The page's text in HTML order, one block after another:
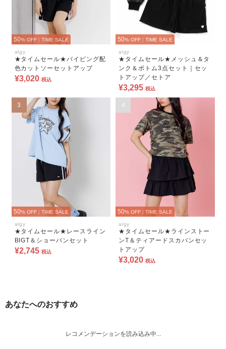
50% OFF | TIME SALE
algy
★タイムセール★パイピング配
色カットソーセットアップ
¥3,020 税込
50% OFF | TIME SALE
algy
★タイムセール★メッシュ＆タ
ンク＆ボトム3点セット｜セッ
トアップ／セトア
¥3,295 税込
3
50% OFF | TIME SALE
algy
★タイムセール★レースライン
BIGT＆ショーパンセット
¥2,745 税込
4
50% OFF | TIME SALE
algy
★タイムセール★ラインストー
ンT＆ティアードスカパンセッ
トアップ
¥3,020 税込
あなたへのおすすめ
レコメンデーションを読み込み中...